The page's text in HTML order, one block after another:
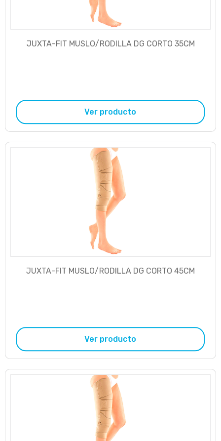
JUXTA-FIT MUSLO/RODILLA DG CORTO 35CM
Ver producto
JUXTA-FIT MUSLO/RODILLA DG CORTO 45CM
Ver producto